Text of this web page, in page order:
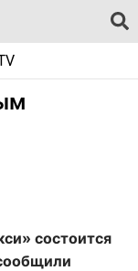
состоится